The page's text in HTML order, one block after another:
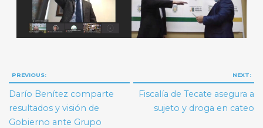
Navegación
de
entradas
PREVIOUS:
Darío Benítez comparte
resultados y visión de
Gobierno ante Grupo
NEXT:
Fiscalía de Tecate asegura a
sujeto y droga en cateo